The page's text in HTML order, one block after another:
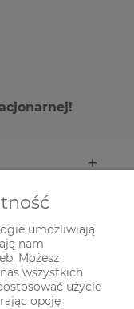
umożliwiają
nam
Możesz
wszystkich
użycie
opcję